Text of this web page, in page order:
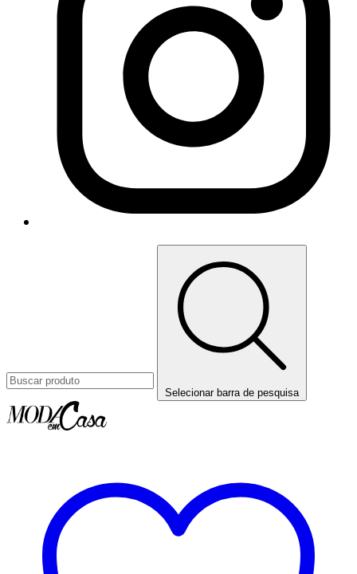
Selecionar barra de pesquisa